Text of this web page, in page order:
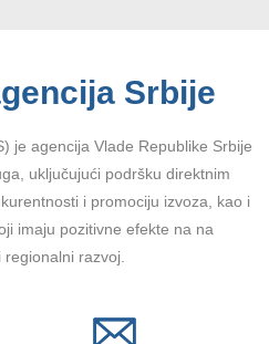
Srbije
je agencija Vlade Republike Srbije
uključujući podršku direktnim
i promociju izvoza, kao i
imaju pozitivne efekte na na
razvoj.